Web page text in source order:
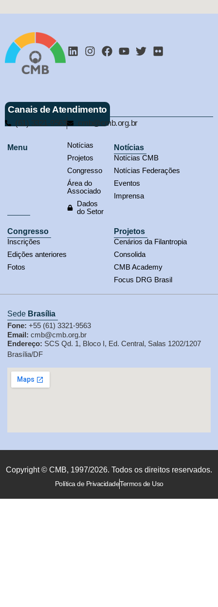
Canais de Atendimento
(61) 3321-9563 cmb@cmb.org.br
Menu
Notícias
Projetos
Congresso
Área do
Associado
Dados
do Setor
Notícias
Notícias CMB
Notícias Federações
Eventos
Imprensa
Congresso
Inscrições
Edições anteriores
Fotos
Projetos
Cenários da Filantropia
Consolida
CMB Academy
Focus DRG Brasil
Sede Brasília
Fone: +55 (61) 3321-9563
Email: cmb@cmb.org.br
Endereço: SCS Qd. 1, Bloco I, Ed. Central, Salas 1202/1207
Brasília/DF
Copyright © CMB, 1997/2026. Todos os direitos reservados.
Política de PrivacidadeTermos de Uso